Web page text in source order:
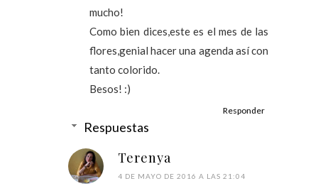
mucho!
Como bien dices,este es el mes de las
flores,genial hacer una agenda así con
tanto colorido.
Besos! :)
Responder
Respuestas
Terenya
4 DE MAYO DE 2016 A LAS 21:04